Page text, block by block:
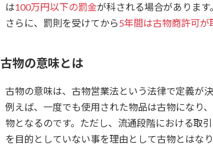
は100万円以下の罰金が科される場合があります。
さらに、罰則を受けてから5年間は古物商許可が
古物の意味とは
古物の意味は、古物営業法という法律で定義が決
例えば、一度でも使用された物品は古物になり
物となるのです。ただし、流通段階における取
を目的としていない事を理由として古物とはな